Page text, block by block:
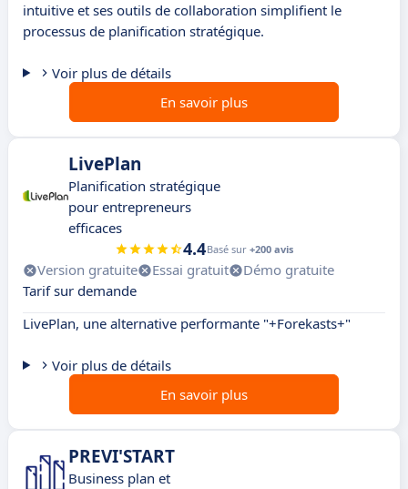
intuitive et ses outils de collaboration simplifient le
processus de planification stratégique.
Voir plus de détails
En savoir plus
LivePlan
Planification stratégique
pour entrepreneurs
efficaces
4.4Basé sur +200 avis
Version gratuite Essai gratuit
Démo gratuite
Tarif sur demande
LivePlan, une alternative performante "+Forekasts+"
Voir plus de détails
En savoir plus
PREVI'START
Business plan et